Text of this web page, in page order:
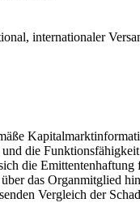
internationaler
die
die
das Organmitglied
Vergleich der